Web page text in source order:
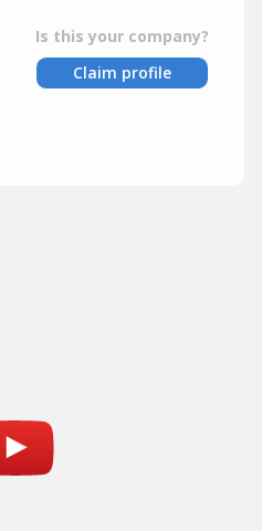
Is this your company?
Claim profile